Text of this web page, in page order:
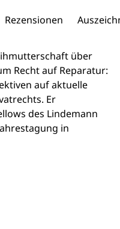
Rezensionen
über
Recht auf Reparatur:
auf aktuelle
Er
des Lindemann
in